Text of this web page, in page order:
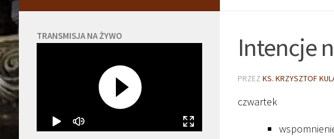
Intencje
PRZEZ KS. KRZYSZTOF
czwartek
TRANSMISJA NA ŻYWO